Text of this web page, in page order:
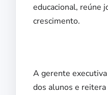
educacional, reúne
crescimento.
A gerente executiva
dos alunos e reitera